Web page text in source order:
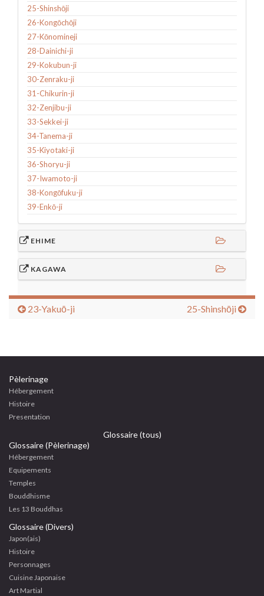
25-Shinshōji
26-Kongōchōji
27-Kōnomineji
28-Dainichi-ji
29-Kokubun-ji
30-Zenraku-ji
31-Chikurin-ji
32-Zenjibu-ji
33-Sekkei-ji
34-Tanema-ji
35-Kiyotaki-ji
36-Shoryu-ji
37-Iwamoto-ji
38-Kongōfuku-ji
39-Enkō-ji
EHIME
KAGAWA
23-Yakuō-ji 25-Shinshōji
Pèlerinage
Hébergement
Histoire
Presentation
Glossaire (tous)
Glossaire (Pèlerinage)
Hébergement
Equipements
Temples
Bouddhisme
Les 13 Bouddhas
Glossaire (Divers)
Japon(ais)
Histoire
Personnages
Cuisine Japonaise
Art Martial